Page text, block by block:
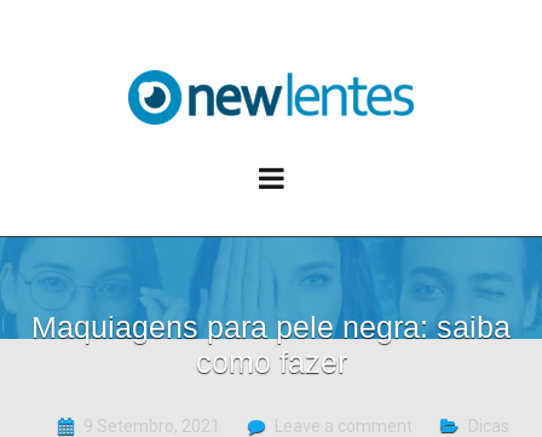
Maquiagens para pele negra: saiba
como fazer
9 Setembro, 2021 Leave a comment Dicas